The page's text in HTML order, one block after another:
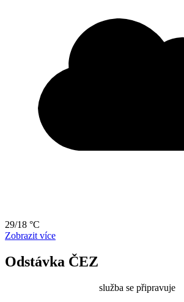
29/18 °C
Zobrazit více
Odstávka ČEZ
služba se připravuje